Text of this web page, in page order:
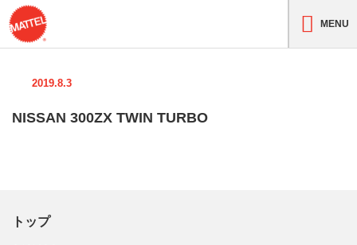
MENU
2019.8.3
NISSAN 300ZX TWIN TURBO
トップ